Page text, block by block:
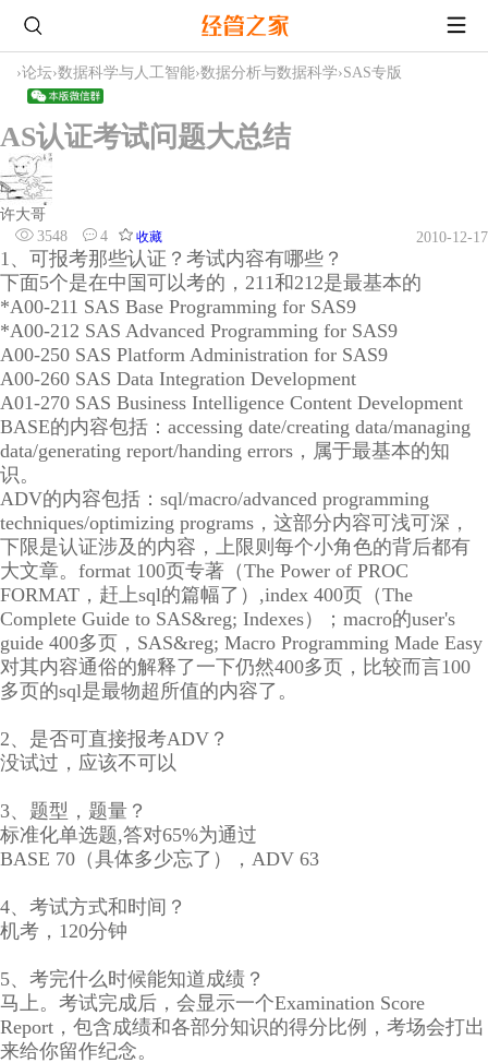
›论坛›数据科学与人工智能›数据分析与数据科学›SAS专版
AS认证考试问题大总结
许大哥
3548
4 收藏 2010-12-17
1、可报考那些认证？考试内容有哪些？
下面5个是在中国可以考的，211和212是最基本的
*A00-211 SAS Base Programming for SAS9
*A00-212 SAS Advanced Programming for SAS9
A00-250 SAS Platform Administration for SAS9
A00-260 SAS Data Integration Development
A01-270 SAS Business Intelligence Content Development
BASE的内容包括：accessing date/creating data/managing
data/generating report/handing errors，属于最基本的知
识。
ADV的内容包括：sql/macro/advanced programming
techniques/optimizing programs，这部分内容可浅可深，
下限是认证涉及的内容，上限则每个小角色的背后都有
大文章。format 100页专著（The Power of PROC
FORMAT，赶上sql的篇幅了）,index 400页（The
Complete Guide to SAS&reg; Indexes）；macro的user's
guide 400多页，SAS&reg; Macro Programming Made Easy
对其内容通俗的解释了一下仍然400多页，比较而言100
多页的sql是最物超所值的内容了。
2、是否可直接报考ADV？
没试过，应该不可以
3、题型，题量？
标准化单选题,答对65%为通过
BASE 70（具体多少忘了），ADV 63
4、考试方式和时间？
机考，120分钟
5、考完什么时候能知道成绩？
马上。考试完成后，会显示一个Examination Score
Report，包含成绩和各部分知识的得分比例，考场会打出
来给你留作纪念。